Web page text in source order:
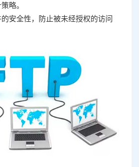
略。
安全性，防止被未经授权的访问